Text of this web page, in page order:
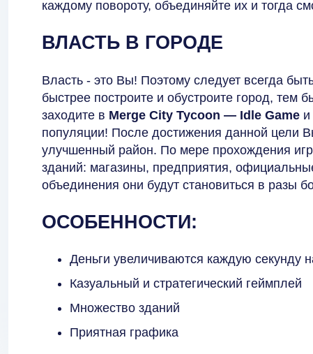
каждому повороту, объединяйте их и тогда
ВЛАСТЬ В ГОРОДЕ
Власть - это Вы! Поэтому следует всегда
быстрее построите и обустроите город, тем
заходите в Merge City Tycoon — Idle Game и
популяции! После достижения данной цели
улучшенный район. По мере прохождения
зданий: магазины, предприятия,
объединения они будут становиться в разы
ОСОБЕННОСТИ:
Деньги увеличиваются каждую секунду
Казуальный и стратегический геймплей
Множество зданий
Приятная графика